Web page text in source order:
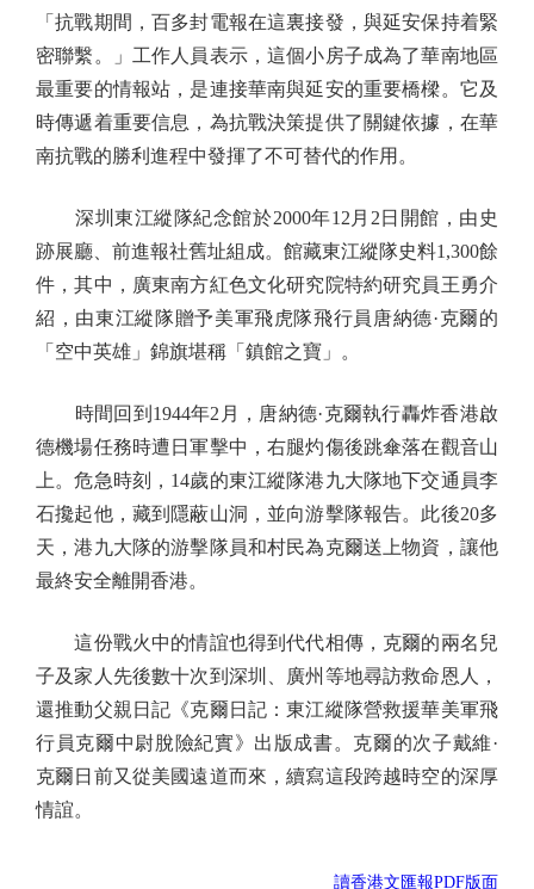
「抗戰期間，百多封電報在這裏接發，與延安保持着緊
密聯繫。」工作人員表示，這個小房子成為了華南地區
最重要的情報站，是連接華南與延安的重要橋樑。它及
時傳遞着重要信息，為抗戰決策提供了關鍵依據，在華
南抗戰的勝利進程中發揮了不可替代的作用。
深圳東江縱隊紀念館於2000年12月2日開館，由史
跡展廳、前進報社舊址組成。館藏東江縱隊史料1,300餘
件，其中，廣東南方紅色文化研究院特約研究員王勇介
紹，由東江縱隊贈予美軍飛虎隊飛行員唐納德·克爾的
「空中英雄」錦旗堪稱「鎮館之寶」。
時間回到1944年2月，唐納德·克爾執行轟炸香港啟
德機場任務時遭日軍擊中，右腿灼傷後跳傘落在觀音山
上。危急時刻，14歲的東江縱隊港九大隊地下交通員李
石攙起他，藏到隱蔽山洞，並向游擊隊報告。此後20多
天，港九大隊的游擊隊員和村民為克爾送上物資，讓他
最終安全離開香港。
這份戰火中的情誼也得到代代相傳，克爾的兩名兒
子及家人先後數十次到深圳、廣州等地尋訪救命恩人，
還推動父親日記《克爾日記：東江縱隊營救援華美軍飛
行員克爾中尉脫險紀實》出版成書。克爾的次子戴維·
克爾日前又從美國遠道而來，續寫這段跨越時空的深厚
情誼。
讀香港文匯報PDF版面